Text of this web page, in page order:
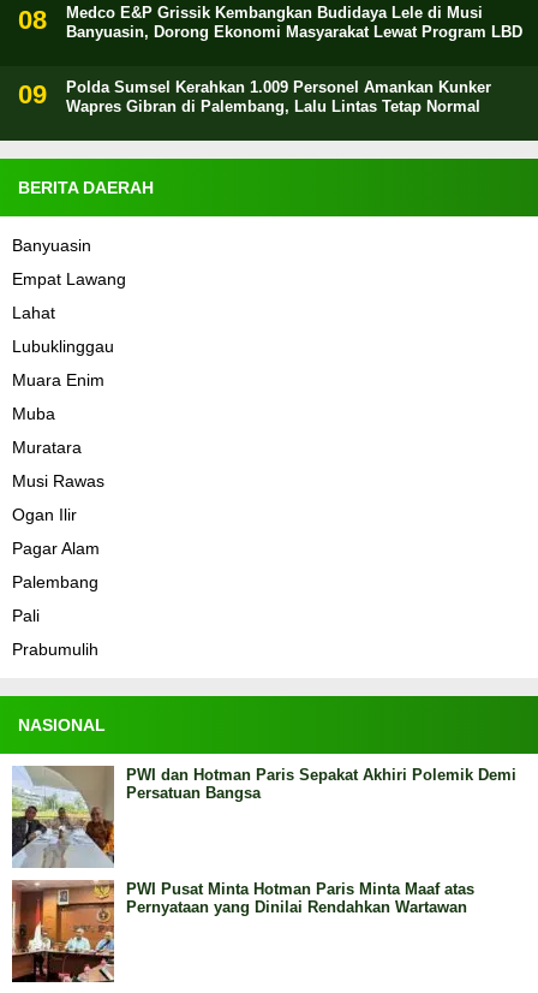
Medco E&P Grissik Kembangkan Budidaya Lele di Musi
Banyuasin, Dorong Ekonomi Masyarakat Lewat Program LBD
Polda Sumsel Kerahkan 1.009 Personel Amankan Kunker
Wapres Gibran di Palembang, Lalu Lintas Tetap Normal
BERITA DAERAH
Banyuasin
Empat Lawang
Lahat
Lubuklinggau
Muara Enim
Muba
Muratara
Musi Rawas
Ogan Ilir
Pagar Alam
Palembang
Pali
Prabumulih
NASIONAL
PWI dan Hotman Paris Sepakat Akhiri Polemik Demi
Persatuan Bangsa
PWI Pusat Minta Hotman Paris Minta Maaf atas
Pernyataan yang Dinilai Rendahkan Wartawan